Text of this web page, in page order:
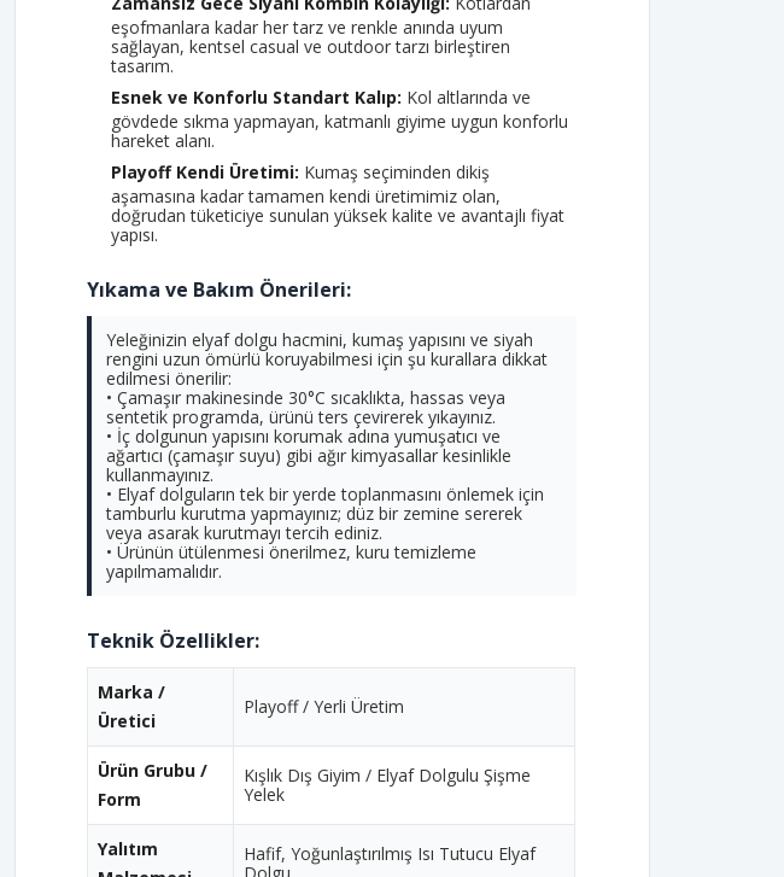
eşofmanlara kadar her tarz ve renkle anında uyum
sağlayan, kentsel casual ve outdoor tarzı birleştiren
tasarım.
Esnek ve Konforlu Standart Kalıp: Kol altlarında ve
gövdede sıkma yapmayan, katmanlı giyime uygun konforlu
hareket alanı.
Playoff Kendi Üretimi: Kumaş seçiminden dikiş
aşamasına kadar tamamen kendi üretimimiz olan,
doğrudan tüketiciye sunulan yüksek kalite ve avantajlı fiyat
yapısı.
Yıkama ve Bakım Önerileri:
Yeleğinizin elyaf dolgu hacmini, kumaş yapısını ve siyah
rengini uzun ömürlü koruyabilmesi için şu kurallara dikkat
edilmesi önerilir:
• Çamaşır makinesinde 30°C sıcaklıkta, hassas veya
sentetik programda, ürünü ters çevirerek yıkayınız.
• İç dolgunun yapısını korumak adına yumuşatıcı ve
ağartıcı (çamaşır suyu) gibi ağır kimyasallar kesinlikle
kullanmayınız.
• Elyaf dolguların tek bir yerde toplanmasını önlemek için
tamburlu kurutma yapmayınız; düz bir zemine sererek
veya asarak kurutmayı tercih ediniz.
• Ürünün ütülenmesi önerilmez, kuru temizleme
yapılmamalıdır.
Teknik Özellikler:
Marka /
Üretici
Playoff / Yerli Üretim
Ürün Grubu /
Form
Kışlık Dış Giyim / Elyaf Dolgulu Şişme
Yelek
Yalıtım
Hafif, Yoğunlaştırılmış Isı Tutucu Elyaf